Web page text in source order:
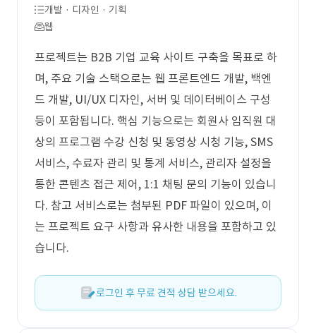
개발 · 디자인 · 기획
웹
프로젝트는 B2B 기업 교육 사이트 구축을 목표로 하
며, 주요 기술 스택으로는 웹 프론트엔드 개발, 백엔
드 개발, UI/UX 디자인, 서버 및 데이터베이스 구성
등이 포함됩니다. 핵심 기능으로는 회원사 임직원 대
상의 프로그램 수강 신청 및 동영상 시청 기능, SMS
서비스, 수료자 관리 및 통계 서비스, 관리자 설정을
통한 콘텐츠 접근 제어, 1:1 채팅 문의 기능이 있습니
다. 참고 서비스로는 첨부된 PDF 파일이 있으며, 이
는 프로젝트 요구 사항과 유사한 내용을 포함하고 있
습니다.
로그인 후 무료 견적 상담 받으세요.